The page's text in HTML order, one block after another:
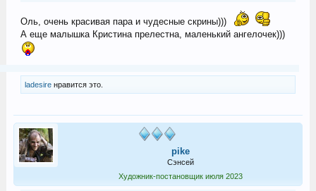
Оль, очень красивая пара и чудесные скрины)))
А еще малышка Кристина прелестна, маленький ангелочек)))
ladesireнравится это.
pike
Сэнсей
Художник-постановщик июля 2023